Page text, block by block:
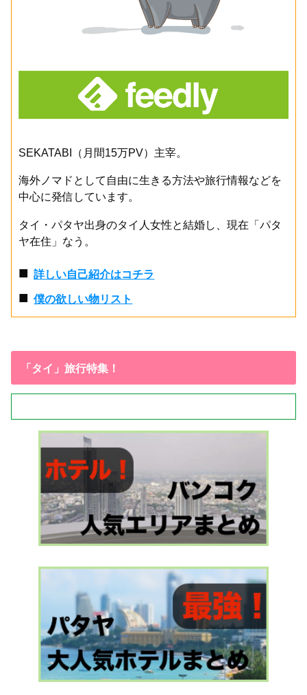
SEKATABI（月間15万PV）主宰。
海外ノマドとして自由に生きる方法や旅行情報などを
中心に発信しています。
タイ・パタヤ出身のタイ人女性と結婚し、現在「パタ
ヤ在住」なう。
■詳しい自己紹介はコチラ
■僕の欲しい物リスト
「タイ」旅行特集！